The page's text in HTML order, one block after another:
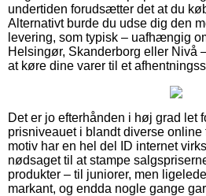
undertiden forudsætter det at du
Alternativt burde du udse dig den
levering, som typisk – uafhængig
Helsingør, Skanderborg eller Nivå
at køre dine varer til et
Det er jo efterhånden i høj grad let
prisniveauet i blandt diverse online
motiv har en hel del ID internet
nødsaget til at stampe
produkter – til juniorer, men
markant, og endda nogle gange